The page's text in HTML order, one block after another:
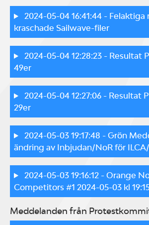
2024-05-04 16:41:44- Felaktiga
kraschade Sailwave-filer
2024-05-04 12:28:23- Resultat
49er
2024-05-04 12:27:06- Resultat
29er
2024-05-03 19:17:48 - Grön
ändring av Inbjudan/NoR för
2024-05-03 19:16:12- Orange
Competitors #1 2024-05-03 kl
Meddelanden från